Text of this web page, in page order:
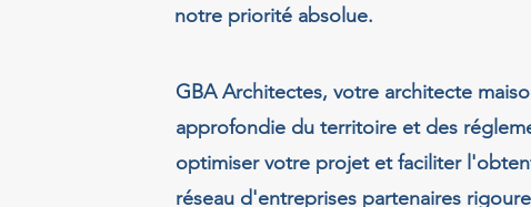
notre priorité absolue.
GBA Architectes, votre architecte
approfondie du territoire et des
optimiser votre projet et faciliter
réseau d'entreprises partenaires